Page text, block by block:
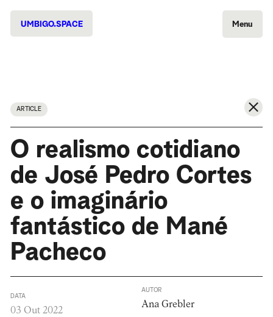
UMBIGO.SPACE Menu
ARTICLE
O realismo cotidiano
de José Pedro Cortes
e o imaginário
fantástico de Mané
Pacheco
DATA
03 Out 2022
AUTOR
Ana Grebler